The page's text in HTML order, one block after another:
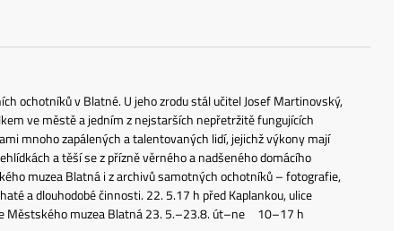
ochotníků v Blatné. U jeho zrodu stál učitel Josef Martinovský,
ve městě a jedním z nejstarších nepřetržitě fungujících
mnoho zapálených a talentovaných lidí, jejichž výkony mají
a těší se z přízně věrného a nadšeného domácího
muzea Blatná i z archivů samotných ochotníků – fotografie,
a dlouhodobé činnosti. 22. 5.17 h před Kaplankou, ulice
Městského muzea Blatná 23. 5.–23.8. út–ne 10–17 h